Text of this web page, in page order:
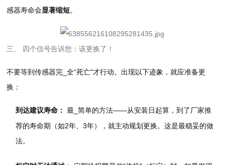
感器寿命会显著缩短。
三、 四个信号告诉您：该更换了！
不要等到传感器完_全“死亡"才行动。出现以下迹象，就应准备更
换：
到达建议寿命： 最_简单的方法——从安装日起算，到了厂家推
荐的寿命期（如2年、3年），就主动规划更换。这是最稳妥的做
法。